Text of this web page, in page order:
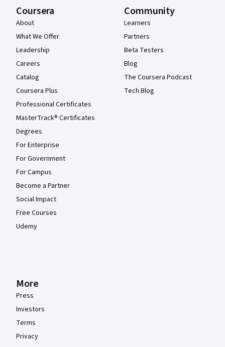
Coursera
About
What We Offer
Leadership
Careers
Catalog
Coursera Plus
Professional Certificates
MasterTrack® Certificates
Degrees
For Enterprise
For Government
For Campus
Become a Partner
Social Impact
Free Courses
Udemy
Community
Learners
Partners
Beta Testers
Blog
The Coursera Podcast
Tech Blog
More
Press
Investors
Terms
Privacy